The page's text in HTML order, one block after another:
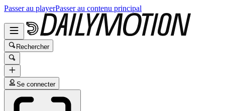
Passer au playerPasser au contenu principal
Rechercher
Se connecter